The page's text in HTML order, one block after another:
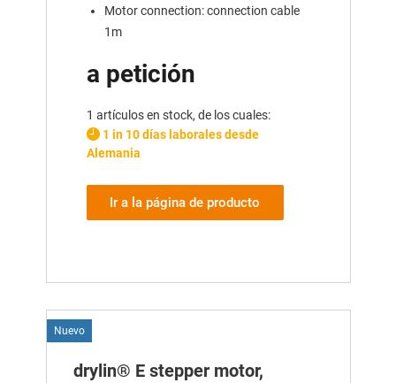
Motor connection: connection cable
1m
a petición
1 artículos en stock, de los cuales:
1 in 10 días laborales desde
Alemania
Ir a la página de producto
Nuevo
drylin® E stepper motor,